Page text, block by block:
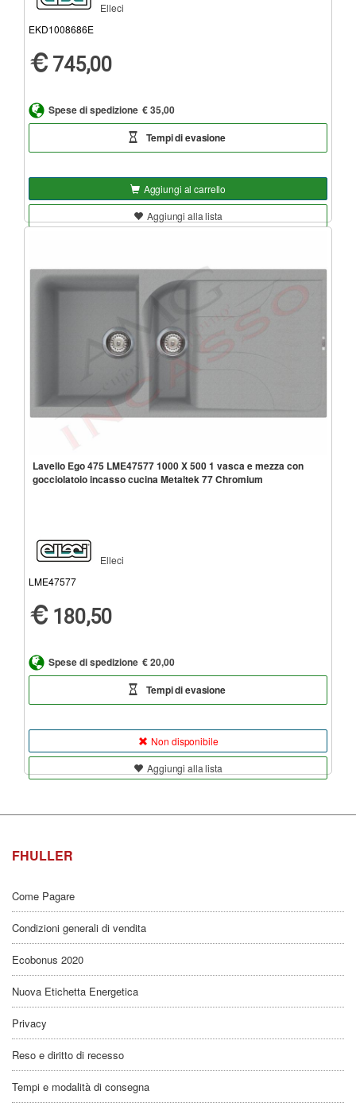
Elleci
EKD1008686E
745,00
Spese di spedizione € 35,00
Tempi di evasione
Aggiungi al carrello
Aggiungi alla lista
Lavello Ego 475 LME47577 1000 X 500 1 vasca e mezza con
gocciolatoio incasso cucina Metaltek 77 Chromium
Elleci
LME47577
180,50
Spese di spedizione € 20,00
Tempi di evasione
Non disponibile
Aggiungi alla lista
FHULLER
Come Pagare
Condizioni generali di vendita
Ecobonus 2020
Nuova Etichetta Energetica
Privacy
Reso e diritto di recesso
Tempi e modalità di consegna